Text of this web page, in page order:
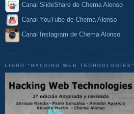
Canal SlideShare de Chema Alonso
Canal YouTube de Chema Alonso
Canal Instagram de Chema Alonso
LIBRO "HACKING WEB TECHNOLOGIES"